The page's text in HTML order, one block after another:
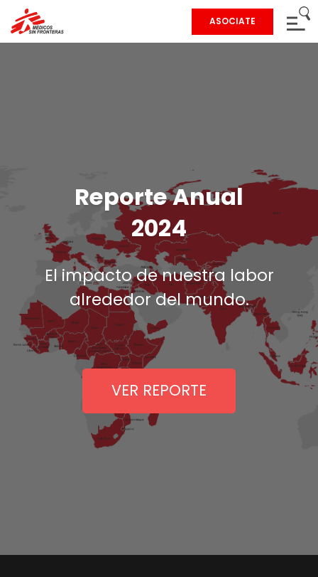
ASOCIATE
Reporte Anual
2024
El impacto de nuestra labor
alrededor del mundo.
VER REPORTE